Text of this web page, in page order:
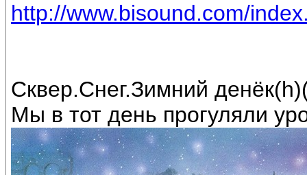
http://www.bisound.com/
Сквер.Снег.Зимний
Мы в тот день прогуляли